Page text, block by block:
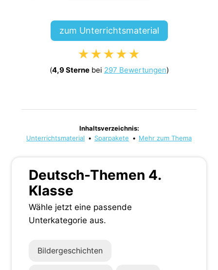
zum Unterrichtsmaterial
★★★★★
(4,9 Sternebei 297 Bewertungen)
Inhaltsverzeichnis:
Unterrichtsmaterial • Sparpakete • Mehr zum Thema
Deutsch-Themen 4.
Klasse
Wähle jetzt eine passende
Unterkategorie aus.
Bildergeschichten